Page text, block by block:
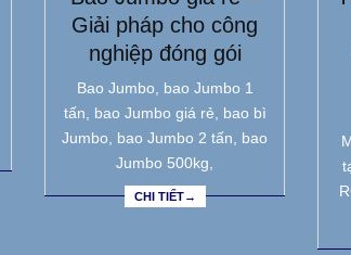
Giải pháp cho công
nghiệp đóng gói
Bao Jumbo, bao Jumbo 1
tấn, bao Jumbo giá rẻ, bao bì
Jumbo, bao Jumbo 2 tấn, bao
Jumbo 500kg,
CHI TIẾT→